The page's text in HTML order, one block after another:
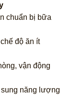
chuẩn bị bữa
độ ăn ít
vận động
năng lượng